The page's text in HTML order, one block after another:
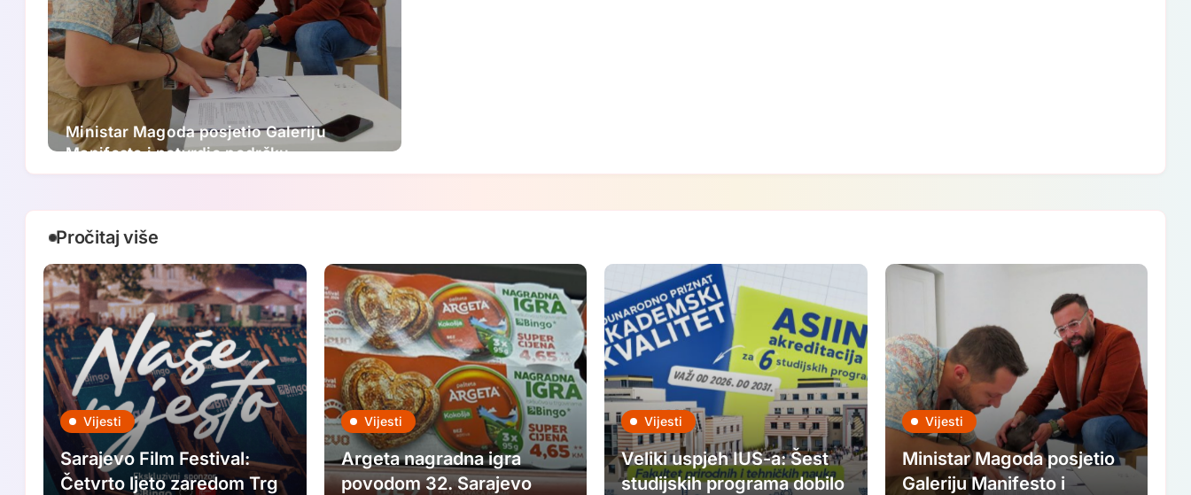
Ministar Magoda posjetio Galeriju
Manifesto i potvrdio podršku
ovogodišnjem FASADA festivalu:
Pročitaj više
Vijesti
Sarajevo Film Festival:
Četvrto ljeto zaredom Trg
Vijesti
Argeta nagradna igra
povodom 32. Sarajevo
Vijesti
Veliki uspjeh IUS-a: Šest
studijskih programa dobilo
Vijesti
Ministar Magoda posjetio
Galeriju Manifesto i